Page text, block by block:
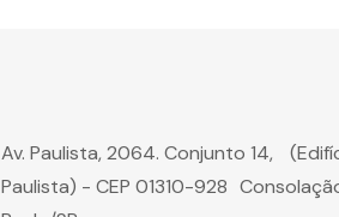
Av. Paulista, 2064. Conjunto 14,
Paulista) - CEP 01310-928